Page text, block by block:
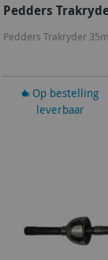
Pedders
Pedders Trakryder
Op bestelling
leverbaar